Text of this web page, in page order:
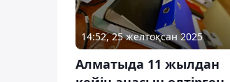
14:52, 25 желтоқсан 2025
Алматыда 11 жылдан